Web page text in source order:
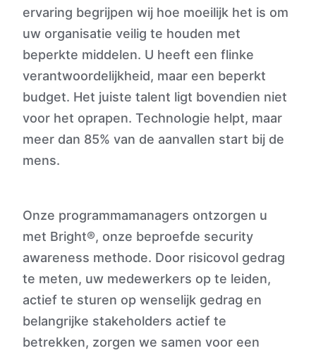
ervaring begrijpen wij hoe moeilijk het is om
uw organisatie veilig te houden met
beperkte middelen. U heeft een flinke
verantwoordelijkheid, maar een beperkt
budget. Het juiste talent ligt bovendien niet
voor het oprapen. Technologie helpt, maar
meer dan 85% van de aanvallen start bij de
mens.
Onze programmamanagers ontzorgen u
met Bright®, onze beproefde security
awareness methode. Door risicovol gedrag
te meten, uw medewerkers op te leiden,
actief te sturen op wenselijk gedrag en
belangrijke stakeholders actief te
betrekken, zorgen we samen voor een